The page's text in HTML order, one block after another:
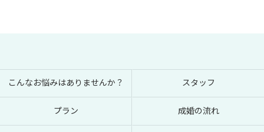
こんなお悩みはありませんか？ スタッフ
プラン 成婚の流れ